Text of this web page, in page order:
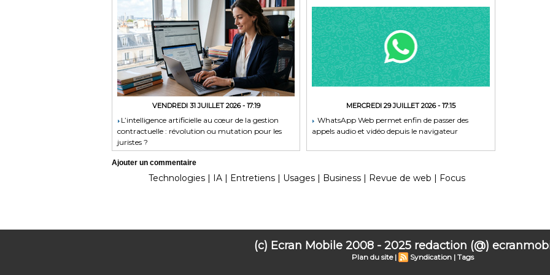
VENDREDI 31 JUILLET 2026 - 17:19
​L’intelligence artificielle au cœur de la gestion
contractuelle : révolution ou mutation pour les
juristes ?
MERCREDI 29 JUILLET 2026 - 17:15
WhatsApp Web permet enfin de passer des
appels audio et vidéo depuis le navigateur
Ajouter un commentaire
Technologies IA Entretiens Usages Business Revue de web Focus
(c) Ecran Mobile 2008 - 2025 redaction (@)
Plan du site | Syndication | Tags